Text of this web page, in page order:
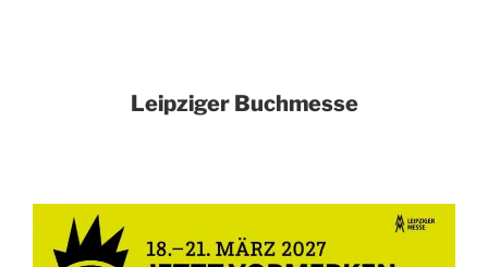
Leipziger Buchmesse